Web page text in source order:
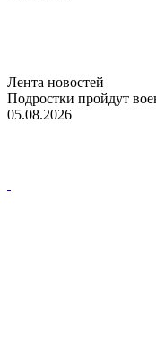
Лента новостей
Подростки пройдут
05.08.2026